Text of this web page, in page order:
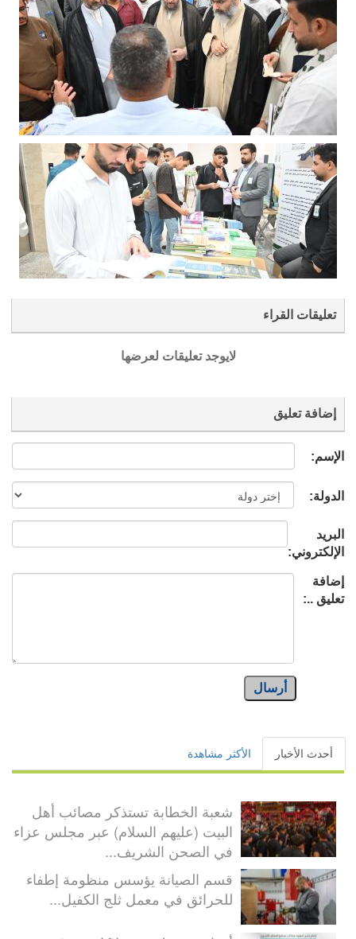
تعليقات القراء
لايوجد تعليقات لعرضها
إضافة تعليق
الإسم:
الدولة:
البريد
الإلكتروني:
إضافة
تعليق ..:
أرسال
أحدث الأخبار الأكثر مشاهدة
شعبة الخطابة تستذكر مصائب أهل
البيت (عليهم السلام) عبر مجلس عزاء
في الصحن الشريف...
قسم الصيانة يؤسس منظومة إطفاء
للحرائق في معمل ثلج الكفيل...